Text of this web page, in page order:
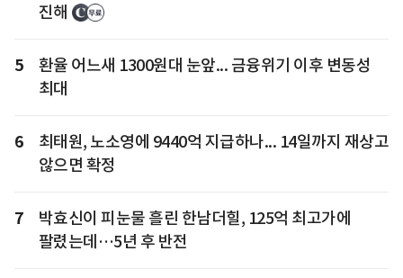
진해
5
환율 어느새 1300원대 눈앞... 금융위기 이후 변동성
최대
6
최태원, 노소영에 9440억 지급하나... 14일까지 재상고
않으면 확정
7
박효신이 피눈물 흘린 한남더힐, 125억 최고가에
팔렸는데…5년 후 반전